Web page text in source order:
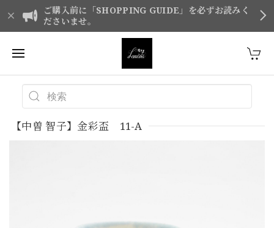
ご購入前に「SHOPPING GUIDE」を必ずお読みく
ださいませ。
【中曽 智子】金彩盃 11-A